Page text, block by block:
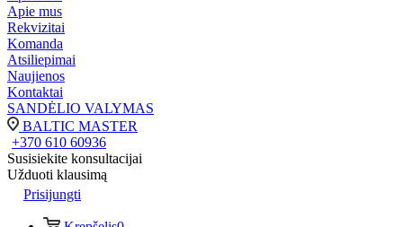
Apie mus
Rekvizitai
Komanda
Atsiliepimai
Naujienos
Kontaktai
SANDĖLIO VALYMAS
BALTIC MASTER
+370 610 60936
Susisiekite konsultacijai
Užduoti klausimą
Prisijungti